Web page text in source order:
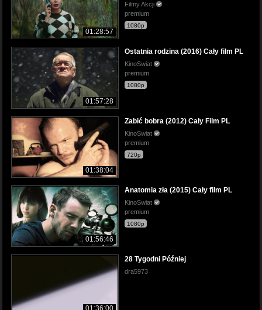
01:28:57
Filmy Akcji
premium
1080p
01:57:28
Ostatnia rodzina (2016) Cały film PL
KinoSwiat
premium
1080p
01:38:04
Zabić bobra (2012) Cały Film PL
KinoSwiat
premium
720p
01:56:46
Anatomia zła (2015) Cały film PL
KinoSwiat
premium
1080p
01:36:00
28 Tygodni Później
dra5973